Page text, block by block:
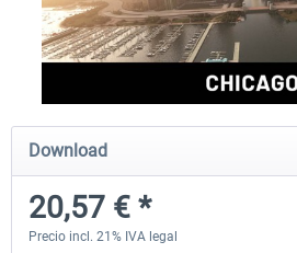
Aerosoft Mega Airport Brussels
Download
20,57 € *
Precio incl. 21% IVA legal